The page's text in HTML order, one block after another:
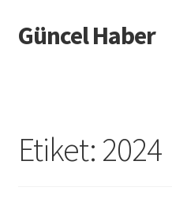
Dolaşıma
geç
İçeriğe
geç
Güncel Haber
Etiket: 2024